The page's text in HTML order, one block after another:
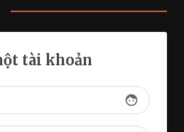
tài khoản
face